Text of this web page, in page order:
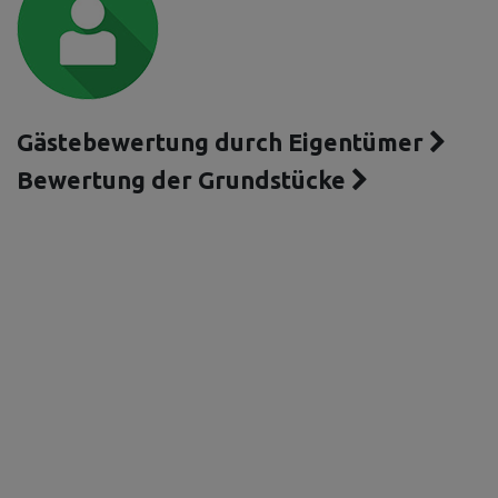
Gästebewertung durch Eigentümer
Bewertung der Grundstücke